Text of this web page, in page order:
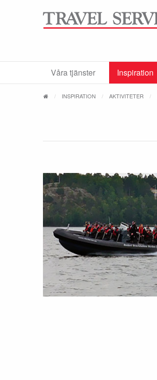
Våra tjänster Inspiration
INSPIRATION AKTIVITETER